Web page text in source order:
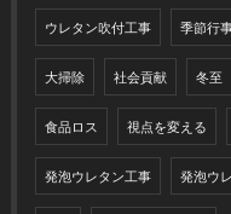
ウレタン吹付工事 季節行
大掃除 社会貢献 冬至
食品ロス 視点を変える
発泡ウレタン工事 発泡ウ